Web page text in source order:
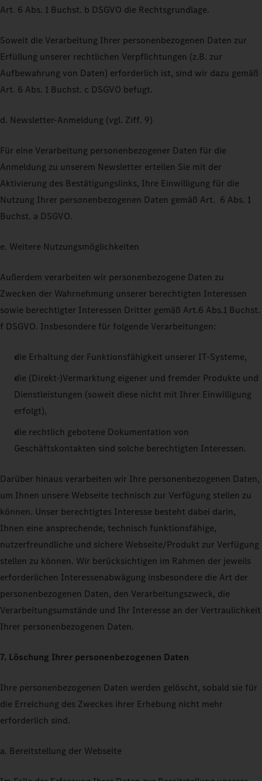
Art. 6 Abs. 1 Buchst. b DSGVO die Rechtsgrundlage.
Soweit die Verarbeitung Ihrer personenbezogenen Daten zur
Erfüllung unserer rechtlichen Verpflichtungen (z.B. zur
Aufbewahrung von Daten) erforderlich ist, sind wir dazu gemäß
Art. 6 Abs. 1 Buchst. c DSGVO befugt.
d. Newsletter-Anmeldung (vgl. Ziff. 9)
Für eine Verarbeitung personenbezogener Daten für die
Anmeldung zu unserem Newsletter erteilen Sie mit der
Aktivierung des Bestätigungslinks, Ihre Einwilligung für die
Nutzung Ihrer personenbezogenen Daten gemäß Art. 6 Abs. 1
Buchst. a DSGVO.
e. Weitere Nutzungsmöglichkeiten
Außerdem verarbeiten wir personenbezogene Daten zu
Zwecken der Wahrnehmung unserer berechtigten Interessen
sowie berechtigter Interessen Dritter gemäß Art.6 Abs.1 Buchst.
f DSGVO. Insbesondere für folgende Verarbeitungen:
die Erhaltung der Funktionsfähigkeit unserer IT-Systeme,
die (Direkt-)Vermarktung eigener und fremder Produkte und
Dienstleistungen (soweit diese nicht mit Ihrer Einwilligung
erfolgt),
die rechtlich gebotene Dokumentation von
Geschäftskontakten sind solche berechtigten Interessen.
Darüber hinaus verarbeiten wir Ihre personenbezogenen Daten,
um Ihnen unsere Webseite technisch zur Verfügung stellen zu
können. Unser berechtigtes Interesse besteht dabei darin,
Ihnen eine ansprechende, technisch funktionsfähige,
nutzerfreundliche und sichere Webseite/Produkt zur Verfügung
stellen zu können. Wir berücksichtigen im Rahmen der jeweils
erforderlichen Interessenabwägung insbesondere die Art der
personenbezogenen Daten, den Verarbeitungszweck, die
Verarbeitungsumstände und Ihr Interesse an der Vertraulichkeit
Ihrer personenbezogenen Daten.
7. Löschung Ihrer personenbezogenen Daten
Ihre personenbezogenen Daten werden gelöscht, sobald sie für
die Erreichung des Zweckes ihrer Erhebung nicht mehr
erforderlich sind.
a. Bereitstellung der Webseite